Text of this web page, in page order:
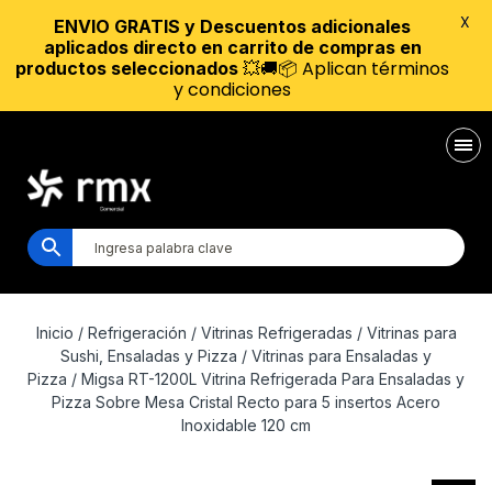
Inicio / Refrigeración / Vitrinas Refrigeradas / Vitrinas para
Sushi, Ensaladas y Pizza / Vitrinas para Ensaladas y
Pizza / Migsa RT-1200L Vitrina Refrigerada Para Ensaladas y
Pizza Sobre Mesa Cristal Recto para 5 insertos Acero
Inoxidable 120 cm
ENVIO GRATIS y Descuentos adicionales
aplicados directo en carrito de compras en
productos seleccionados 💥🚚📦 Aplican términos
y condiciones
X